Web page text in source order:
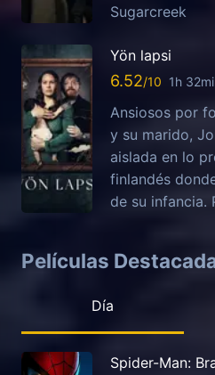
Sugarcreek
Yön lapsi
6.52 1h
Ansiosos por
y su marido,
aislada en lo
finlandés
de su infancia.
Películas
Día
Spider-Man: